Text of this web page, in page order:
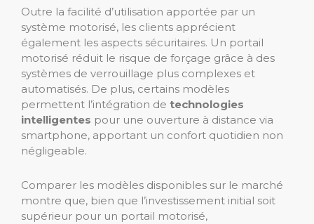
Outre la facilité d’utilisation apportée par un
système motorisé, les clients apprécient
également les aspects sécuritaires. Un portail
motorisé réduit le risque de forçage grâce à des
systèmes de verrouillage plus complexes et
automatisés. De plus, certains modèles
permettent l’intégration de technologies
intelligentes pour une ouverture à distance via
smartphone, apportant un confort quotidien non
négligeable.
Comparer les modèles disponibles sur le marché
montre que, bien que l’investissement initial soit
supérieur pour un portail motorisé,